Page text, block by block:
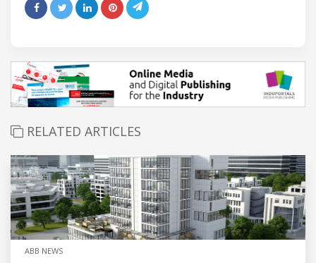
RELATED ARTICLES
ABB NEWS